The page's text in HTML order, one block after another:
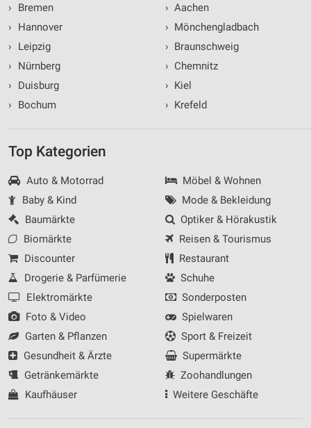
›
Bremen
›
Hannover
›
Leipzig
›
Nürnberg
›
Duisburg
›
Bochum
› Aachen
› Mönchengladbach
› Braunschweig
› Chemnitz
› Kiel
› Krefeld
Top Kategorien
Auto & Motorrad
Baby & Kind
Baumärkte
Biomärkte
Discounter
Drogerie & Parfümerie
Elektromärkte
Foto & Video
Garten & Pflanzen
Gesundheit & Ärzte
Getränkemärkte
Kaufhäuser
Möbel & Wohnen
Mode & Bekleidung
Optiker & Hörakustik
Reisen & Tourismus
Restaurant
Schuhe
Sonderposten
Spielwaren
Sport & Freizeit
Supermärkte
Zoohandlungen
Weitere Geschäfte